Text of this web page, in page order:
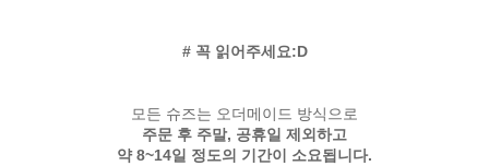
# 꼭 읽어주세요:D
모든 슈즈는 오더메이드 방식으로
주문 후 주말, 공휴일 제외하고
약 8~14일 정도의 기간이 소요됩니다.